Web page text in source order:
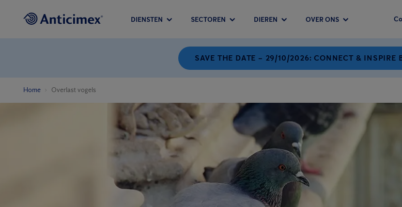
DIENSTEN SECTOREN DIEREN OVER ONS
SAVE THE DATE – 29/10/2026: CONNECT & INSPIRE
Home Overlast vogels